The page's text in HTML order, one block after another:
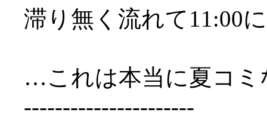
滞り無く流れて11:00
…これは本当に夏コミ
----------------------